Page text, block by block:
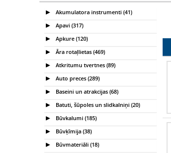
Akumulatora instrumenti (41)
Apavi (317)
Apkure (120)
Āra rotaļlietas (469)
Atkritumu tvertnes (89)
Auto preces (289)
Baseini un atrakcijas (68)
Batuti, šūpoles un slidkalniņi (20)
Būvkalumi (185)
Būvķīmija (38)
Būvmateriāli (18)